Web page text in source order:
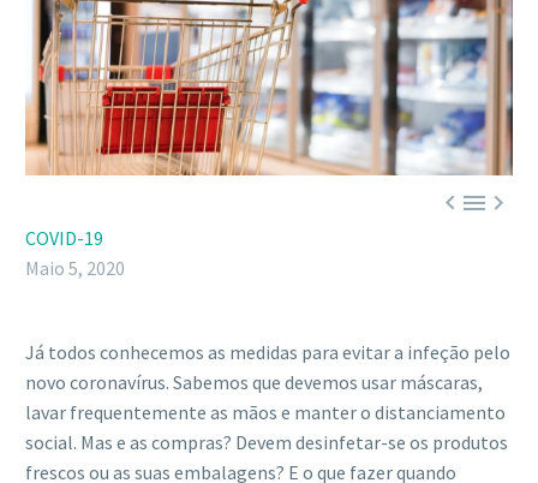

COVID-19
Maio 5, 2020
Já todos conhecemos as medidas para evitar a infeção pelo
novo coronavírus. Sabemos que devemos usar máscaras,
lavar frequentemente as mãos e manter o distanciamento
social. Mas e as compras? Devem desinfetar-se os produtos
frescos ou as suas embalagens? E o que fazer quando